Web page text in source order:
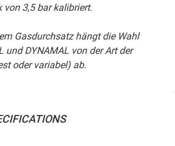
von 3,5 bar kalibriert.
Gasdurchsatz hängt die Wahl
und DYNAMAL von der Art der
oder variabel) ab.